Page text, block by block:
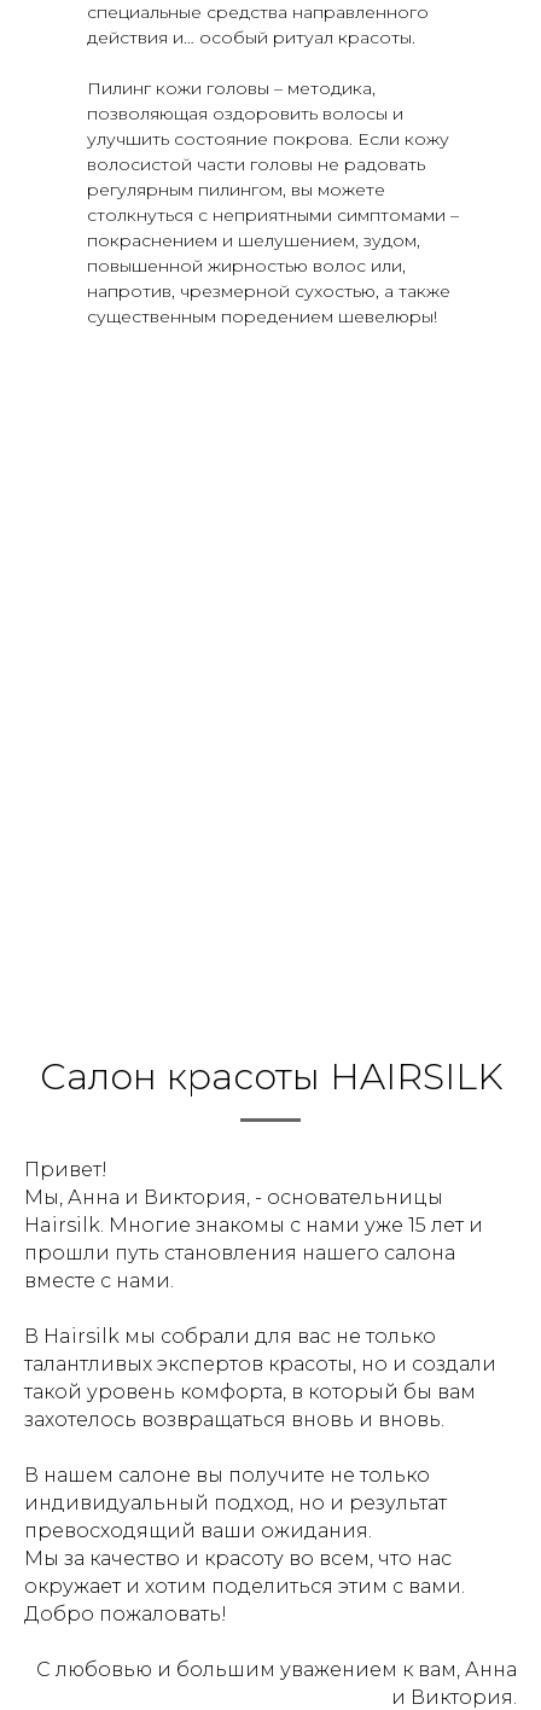
специальные средства направленного
действия и… особый ритуал красоты.
Пилинг кожи головы – методика,
позволяющая оздоровить волосы и
улучшить состояние покрова. Если кожу
волосистой части головы не радовать
регулярным пилингом, вы можете
столкнуться с неприятными симптомами –
покраснением и шелушением, зудом,
повышенной жирностью волос или,
напротив, чрезмерной сухостью, а также
существенным поредением шевелюры!
Салон красоты HAIRSILK
Привет!
Мы, Анна и Виктория, - основательницы
Hairsilk. Многие знакомы с нами уже 15 лет и
прошли путь становления нашего салона
вместе с нами.
В Hairsilk мы собрали для вас не только
талантливых экспертов красоты, но и создали
такой уровень комфорта, в который бы вам
захотелось возвращаться вновь и вновь.
В нашем салоне вы получите не только
индивидуальный подход, но и результат
превосходящий ваши ожидания.
Мы за качество и красоту во всем, что нас
окружает и хотим поделиться этим с вами.
Добро пожаловать!
С любовью и большим уважением к вам, Анна
и Виктория.